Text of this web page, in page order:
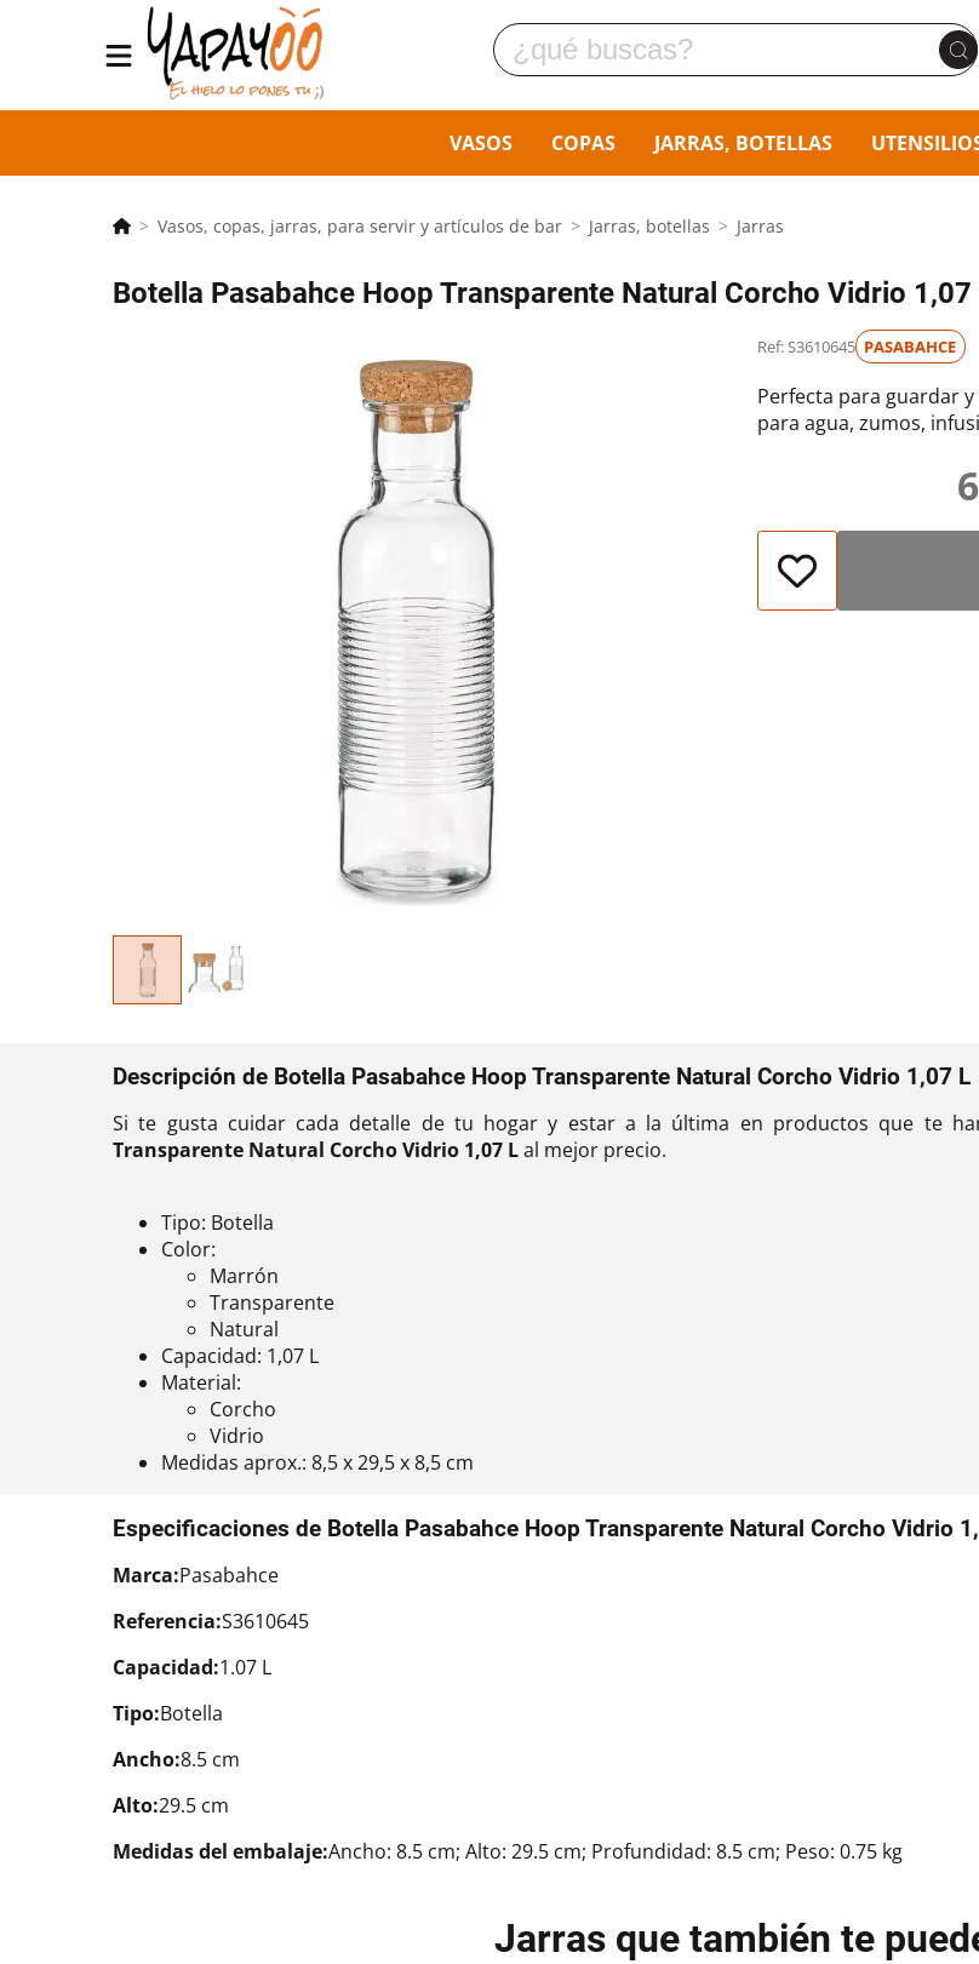
VASOS COPAS JARRAS, BOTELLAS
Vasos, copas, jarras, para servir y artículos de bar Jarras, botellas Jarras
Botella Pasabahce Hoop Transparente Natural Corcho Vidrio 1,07
Ref: S3610645 PASABAHCE
Perfecta para guardar
para agua, zumos,
Descripción de Botella Pasabahce Hoop Transparente Natural Corcho Vidrio 1,07 L
Si te gusta cuidar cada detalle de tu hogar y estar a la última en productos que te
Transparente Natural Corcho Vidrio 1,07 Lal mejor precio.
Tipo: Botella
Color:
Marrón
Transparente
Natural
Capacidad: 1,07 L
Material:
Corcho
Vidrio
Medidas aprox.: 8,5 x 29,5 x 8,5 cm
Especificaciones de Botella Pasabahce Hoop Transparente Natural Corcho Vidrio
Marca:Pasabahce
Referencia:S3610645
Capacidad:1.07 L
Tipo:Botella
Ancho:8.5 cm
Alto:29.5 cm
Medidas del embalaje:Ancho: 8.5 cm; Alto: 29.5 cm; Profundidad: 8.5 cm; Peso: 0.75 kg
Jarras que también te